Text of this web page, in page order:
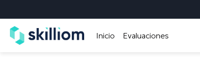
Inicio Evaluaciones